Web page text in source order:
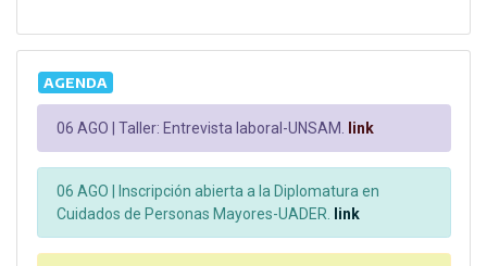
AGENDA
06 AGO | Taller: Entrevista laboral-UNSAM. link
06 AGO | Inscripción abierta a la Diplomatura en
Cuidados de Personas Mayores-UADER. link